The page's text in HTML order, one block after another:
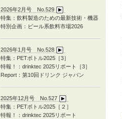
2026年2月号 No.529
特集：飲料製造のための最新技術・機器
特別企画：ビール系飲料市場2026
2026年1月号 No.528
特集：PETボトル2025［3］
特報！：drinktec 2025リポート［3］
Report：第10回ドリンク ジャパン
2025年12月号 No.527
特集： PETボトル2025［２］
特報！： drinktec 2025リポート